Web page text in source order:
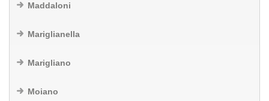
Maddaloni
Mariglianella
Marigliano
Moiano